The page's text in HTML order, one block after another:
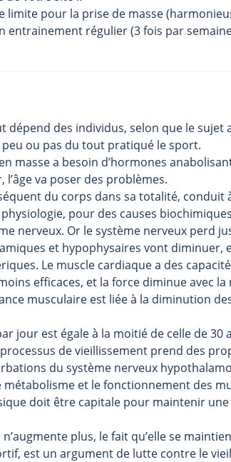
limite pour la prise de masse
entrainement régulier (3 fois par
dépend des individus, selon que le sujet
ou pas du tout pratiqué le sport.
masse a besoin d’hormones
va poser des problèmes.
du corps dans sa totalité, conduit
pour des causes
nerveux. Or le système nerveux perd
et hypophysaires vont diminuer,
Le muscle cardiaque a des
efficaces, et la force diminue avec la
musculaire est liée à la diminution
jour est égale à la moitié de celle de 30
de vieillissement prend des
du système nerveux
et le fonctionnement des
doit être capitale pour maintenir
plus, le fait qu’elle se
est un argument de lutte contre le